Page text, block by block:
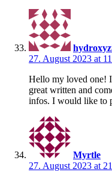
27. August 2023 at
Hello my loved one!
great written and
infos. I would like to
Myrtle
27. August 2023 at